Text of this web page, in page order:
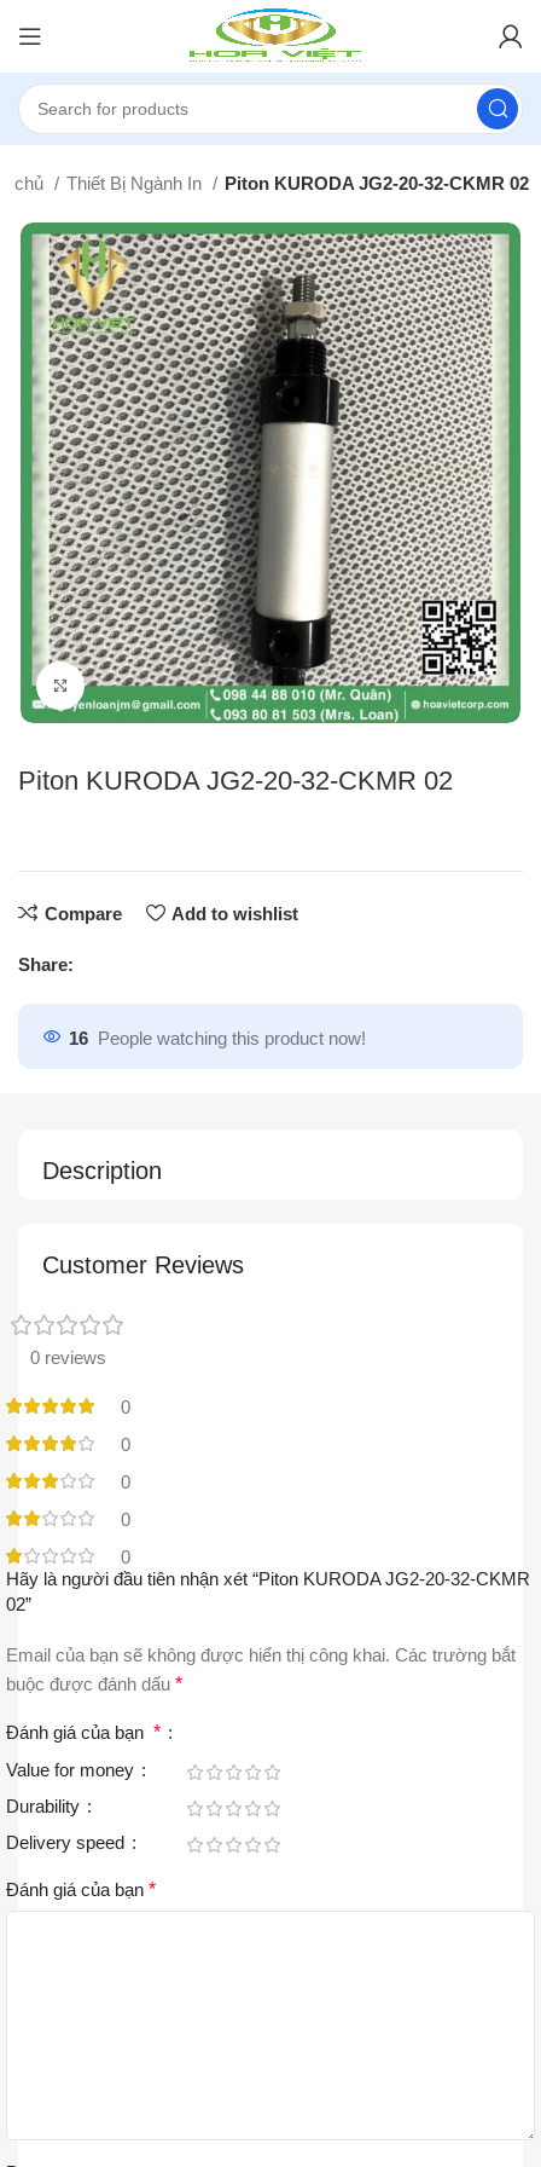
chủ Thiết Bị Ngành In Piton KURODA JG2-20-32-CKMR 02
Click to enlarge
Piton KURODA JG2-20-32-CKMR 02
Compare Add to wishlist
Share:
16 People watching this product now!
Description
Customer Reviews
0 reviews
0
0
0
0
0
Hãy là người đầu tiên nhận xét “Piton KURODA JG2-20-32-CKMR
02”
Email của bạn sẽ không được hiển thị công khai. Các trường bắt
buộc được đánh dấu *
Đánh giá của bạn *
Value for money
Durability
Delivery speed
Đánh giá của bạn *